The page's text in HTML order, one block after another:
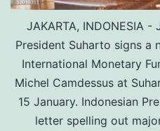
JAKARTA, INDONESIA -
President Suharto signs a
International Monetary
Michel Camdessus at
15 January. Indonesian
letter spelling out